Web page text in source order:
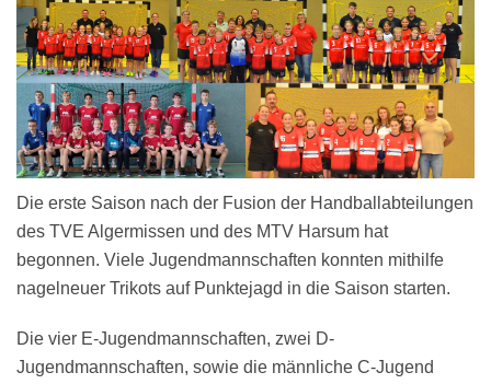
Die erste Saison nach der Fusion der Handballabteilungen
des TVE Algermissen und des MTV Harsum hat
begonnen. Viele Jugendmannschaften konnten mithilfe
nagelneuer Trikots auf Punktejagd in die Saison starten.
Die vier E-Jugendmannschaften, zwei D-
Jugendmannschaften, sowie die männliche C-Jugend